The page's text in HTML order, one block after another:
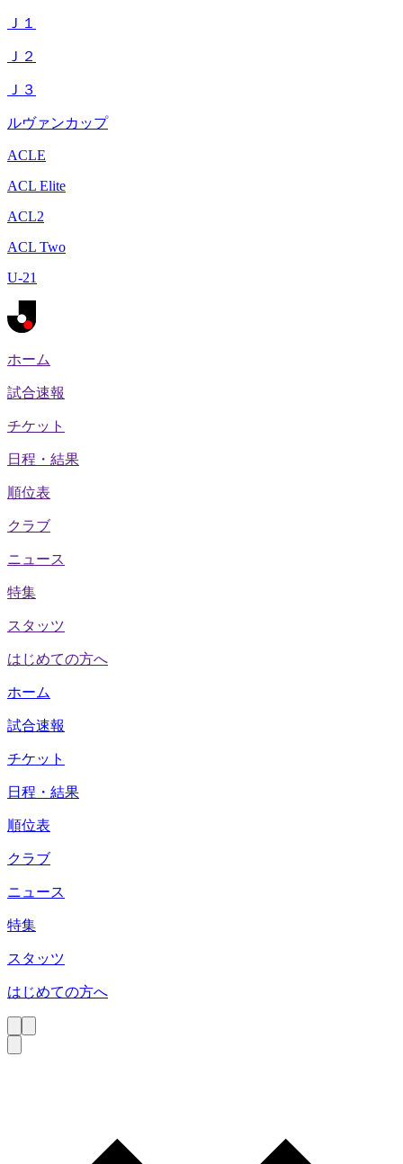
Ｊ１
Ｊ２
Ｊ３
ルヴァンカップ
ACLE
ACL Elite
ACL2
ACL Two
U-21
ホーム
試合速報
チケット
日程・結果
順位表
クラブ
ニュース
特集
スタッツ
はじめての方へ
ホーム
試合速報
チケット
日程・結果
順位表
クラブ
ニュース
特集
スタッツ
はじめての方へ